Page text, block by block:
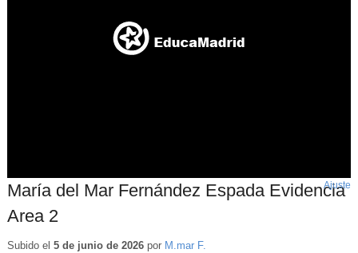
María del Mar Fernández Espada Evidencia
Area 2
Ajuste
Subido el 5 de junio de 2026por M.mar F.